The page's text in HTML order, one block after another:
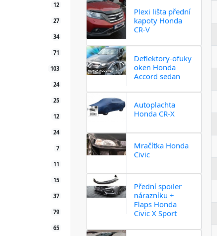
12
27
34
71
103
24
25
12
24
7
11
15
37
79
65
Plexi lišta přední
kapoty Honda
CR-V
Deflektory-ofuky
oken Honda
Accord sedan
Autoplachta
Honda CR-X
Mračítka Honda
Civic
Přední spoiler
nárazníku +
Flaps Honda
Civic X Sport